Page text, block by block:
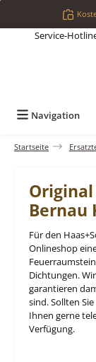
Zum Hauptinhalt
Service-
Navigation
Startseite
Original
Bernau
Für den
Onlineshop
Dichtungen.
garantieren
sind. Sollten
Ihnen gerne
Verfügung.